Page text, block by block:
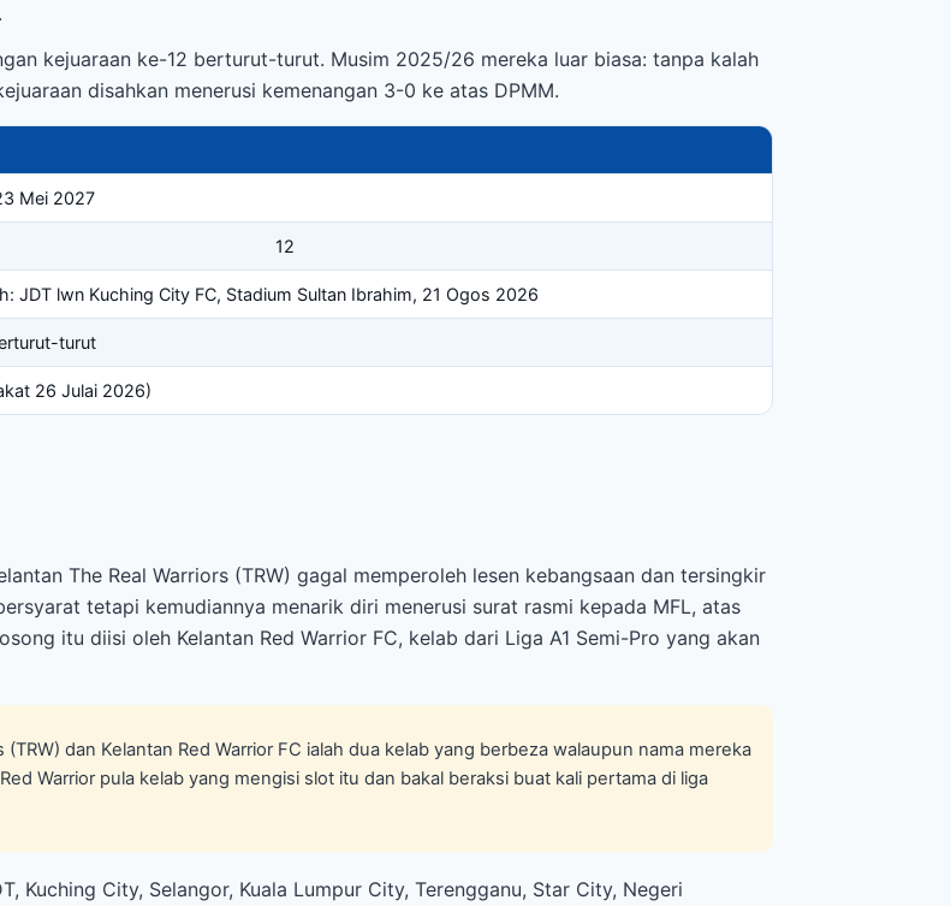
kejuaraan ke-12 berturut-turut. Musim 2025/26 mereka luar biasa: tanpa kalah
disahkan menerusi kemenangan 3-0 ke atas DPMM.
Mei 2027
12
JDT lwn Kuching City FC, Stadium Sultan Ibrahim, 21 Ogos 2026
turut
26 Julai 2026)
The Real Warriors (TRW) gagal memperoleh lesen kebangsaan dan tersingkir
tetapi kemudiannya menarik diri menerusi surat rasmi kepada MFL, atas
itu diisi oleh Kelantan Red Warrior FC, kelab dari Liga A1 Semi-Pro yang akan
(TRW) dan Kelantan Red Warrior FC ialah dua kelab yang berbeza walaupun nama mereka
Warrior pula kelab yang mengisi slot itu dan bakal beraksi buat kali pertama di liga
Kuching City, Selangor, Kuala Lumpur City, Terengganu, Star City, Negeri